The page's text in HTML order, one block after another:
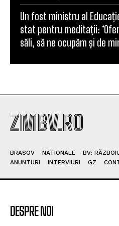
Un fost ministru al
stat pentru meditații:
săli, să ne ocupăm și de
ZMBV.RO
BRASOV NATIONALE BV:
ANUNTURI
INTERVIURI GZ
DESPRE NOI